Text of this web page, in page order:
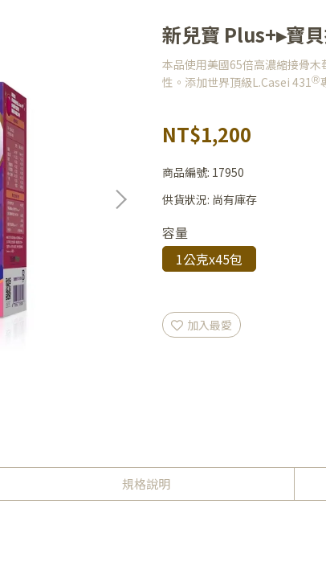
新兒寶 Plus+▸寶
本品使用美國65倍高濃縮接骨
性。添加世界頂級L.Casei 431Ⓡ
NT$1,200
商品編號: 17950
供貨狀況: 尚有庫存
容量
1公克x45包
加入最愛
規格說明